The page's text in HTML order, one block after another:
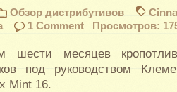
Обзор дистрибутивов
1 Comment Просмотров:
шести месяцев
под руководством
Mint 16.